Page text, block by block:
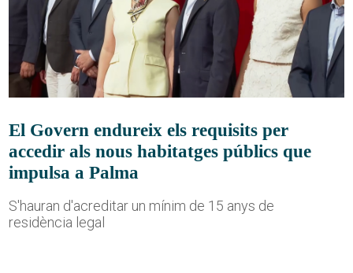
El Govern endureix els requisits per
accedir als nous habitatges públics que
impulsa a Palma
S'hauran d'acreditar un mínim de 15 anys de
residència legal